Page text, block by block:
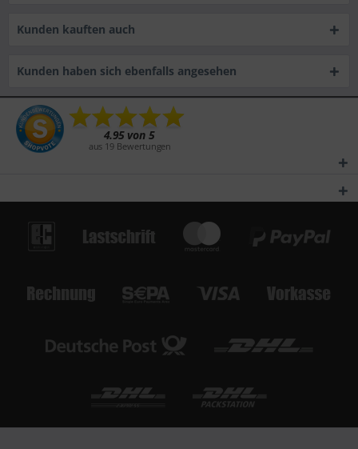
Kunden kauften auch
Kunden haben sich ebenfalls angesehen